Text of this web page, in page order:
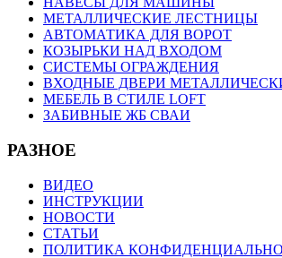
МЕТАЛЛИЧЕСКИЕ ЛЕСТНИЦЫ
АВТОМАТИКА ДЛЯ ВОРОТ
КОЗЫРЬКИ НАД ВХОДОМ
СИСТЕМЫ ОГРАЖДЕНИЯ
ВХОДНЫЕ ДВЕРИ
МЕБЕЛЬ В СТИЛЕ LOFT
ЗАБИВНЫЕ ЖБ СВАИ
РАЗНОЕ
ВИДЕО
ИНСТРУКЦИИ
НОВОСТИ
СТАТЬИ
ПОЛИТИКА